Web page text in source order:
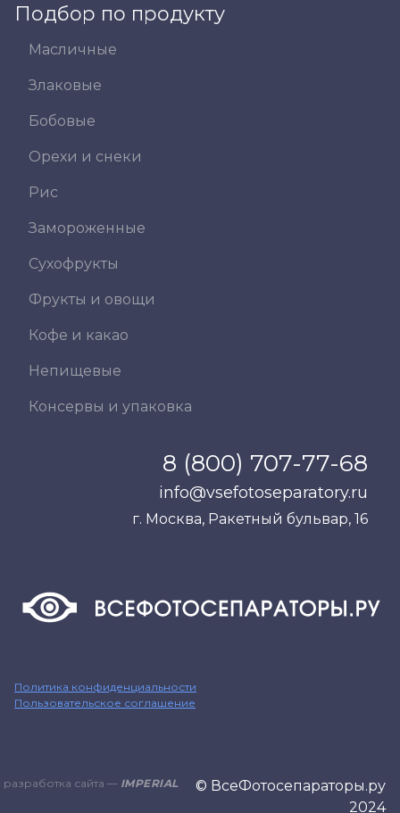
Подбор по продукту
Масличные
Злаковые
Бобовые
Орехи и снеки
Рис
Замороженные
Сухофрукты
Фрукты и овощи
Кофе и какао
Непищевые
Консервы и упаковка
8 (800) 707-77-68
info@vsefotoseparatory.ru
г. Москва, Ракетный бульвар, 16
Политика конфиденциальности
Пользовательское соглашение
разработка сайта — IMPERIAL
© ВсеФотосепараторы.ру
2024